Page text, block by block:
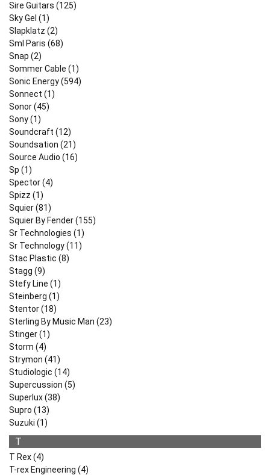
Sire Guitars (125)
Sky Gel (1)
Slapklatz (2)
Sml Paris (68)
Snap (2)
Sommer Cable (1)
Sonic Energy (594)
Sonnect (1)
Sonor (45)
Sony (1)
Soundcraft (12)
Soundsation (21)
Source Audio (16)
Sp (1)
Spector (4)
Spizz (1)
Squier (81)
Squier By Fender (155)
Sr Technologies (1)
Sr Technology (11)
Stac Plastic (8)
Stagg (9)
Stefy Line (1)
Steinberg (1)
Stentor (18)
Sterling By Music Man (23)
Stinger (1)
Storm (4)
Strymon (41)
Studiologic (14)
Supercussion (5)
Superlux (38)
Supro (13)
Suzuki (1)
T
T Rex (4)
T-rex Engineering (4)